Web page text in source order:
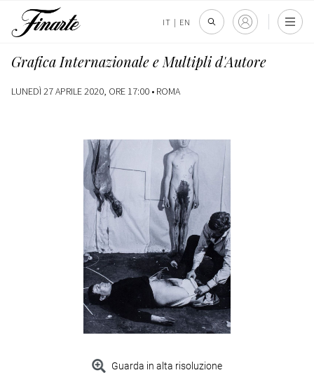
IT | EN
Grafica Internazionale e Multipli d'Autore
LUNEDÌ 27 APRILE 2020, ORE 17:00 • ROMA
Guarda in alta risoluzione